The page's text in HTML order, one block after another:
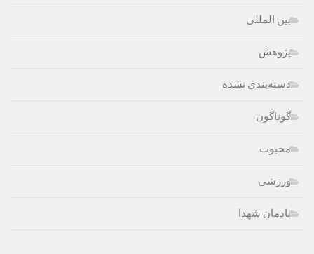
بین المللی
پژوهش
دسته‌بندی نشده
گوناگون
محبوب
ورزشی
یادمان شهدا